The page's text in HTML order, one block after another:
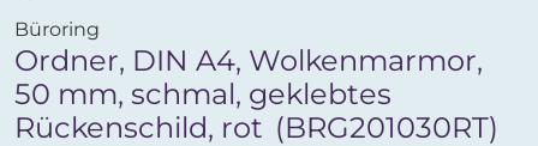
Büroring
Ordner, DIN A4, Wolkenmarmor,
50 mm, schmal, geklebtes
Rückenschild, rot (BRG201030RT)